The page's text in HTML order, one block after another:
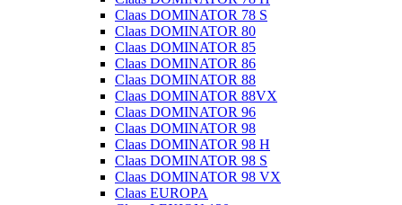
Claas DOMINATOR 78 S
Claas DOMINATOR 80
Claas DOMINATOR 85
Claas DOMINATOR 86
Claas DOMINATOR 88
Claas DOMINATOR 88VX
Claas DOMINATOR 96
Claas DOMINATOR 98
Claas DOMINATOR 98 H
Claas DOMINATOR 98 S
Claas DOMINATOR 98 VX
Claas EUROPA